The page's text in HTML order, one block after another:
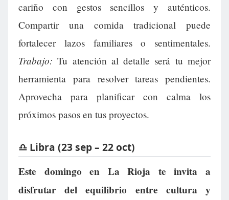
cariño con gestos sencillos y auténticos.
Compartir una comida tradicional puede
fortalecer lazos familiares o sentimentales.
Trabajo: Tu atención al detalle será tu mejor
herramienta para resolver tareas pendientes.
Aprovecha para planificar con calma los
próximos pasos en tus proyectos.
♎ Libra (23 sep – 22 oct)
Este domingo en La Rioja te invita a
disfrutar del equilibrio entre cultura y